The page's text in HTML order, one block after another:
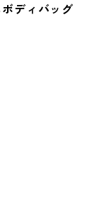
ディバッグ